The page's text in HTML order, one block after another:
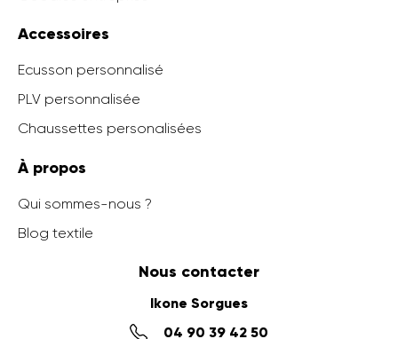
Accessoires
Ecusson personnalisé
PLV personnalisée
Chaussettes personalisées
À propos
Qui sommes-nous ?
Blog textile
Nous contacter
Ikone Sorgues
04 90 39 42 50